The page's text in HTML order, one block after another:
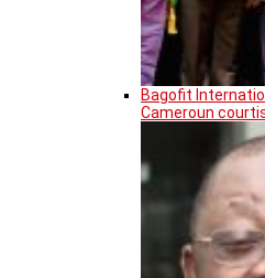
Bagofit
Cameroun